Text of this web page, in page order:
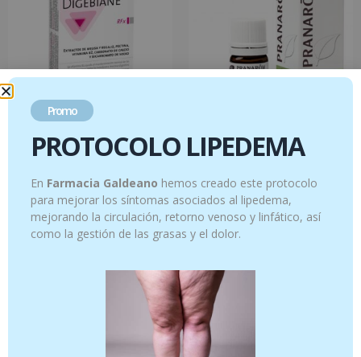
Digebiane RFx 20 comprimidos
€
Añadir al carrito
Mirto verde – 5 ml
14.95€
Añadir al carrito
Promo
PROTOCOLO LIPEDEMA
En Farmacia Galdeano hemos creado este protocolo
para mejorar los síntomas asociados al lipedema,
mejorando la circulación, retorno venoso y linfático, así
como la gestión de las grasas y el dolor.